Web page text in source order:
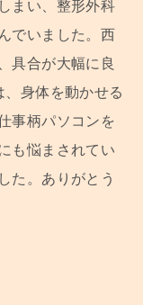
まい、整形外科
でいました。西
具合が大幅に良
、身体を動かせる
事柄パソコンを
も悩まされてい
た。ありがとう